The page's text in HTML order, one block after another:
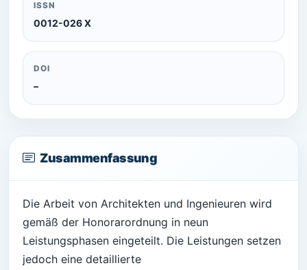
ISSN
0012-026 X
DOI
–
Zusammenfassung
Die Arbeit von Architekten und Ingenieuren wird
gemäß der Honorarordnung in neun
Leistungsphasen eingeteilt. Die Leistungen setzen
jedoch eine detaillierte